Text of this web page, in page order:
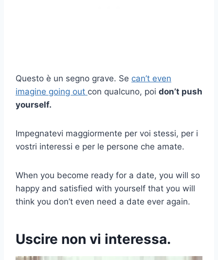
Questo è un segno grave. Se can’t even
imagine going out con qualcuno, poi don’t push
yourself.
Impegnatevi maggiormente per voi stessi, per i
vostri interessi e per le persone che amate.
When you become ready for a date, you will so
happy and satisfied with yourself that you will
think you don’t even need a date ever again.
Uscire non vi interessa.